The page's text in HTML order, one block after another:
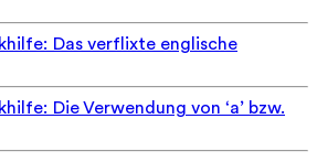
Das verflixte englische
Die Verwendung von ‘a’ bzw.